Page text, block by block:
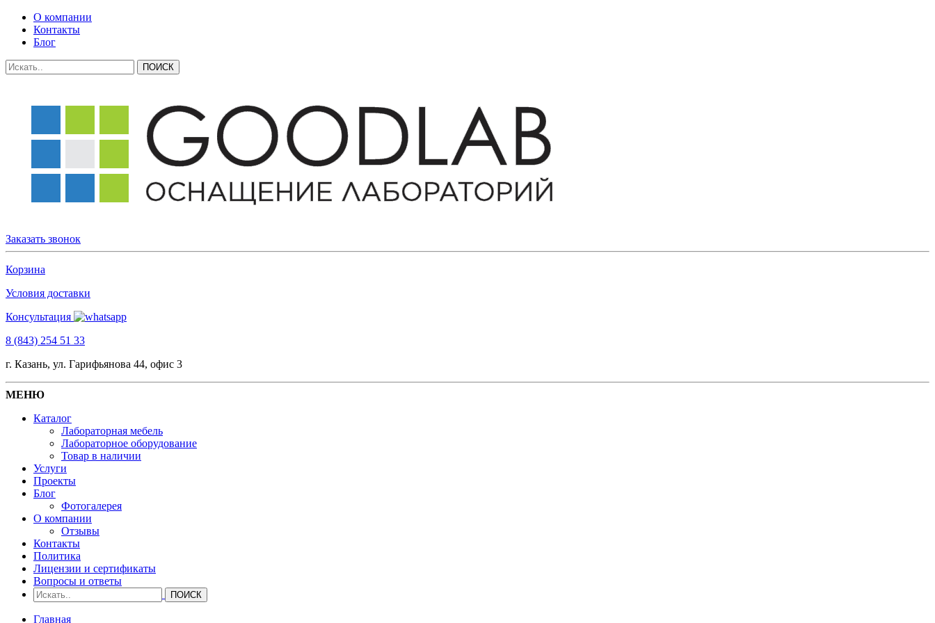
О компании
Контакты
Блог
Заказать звонок
Корзина
Условия доставки
Консультация
8 (843) 254 51 33
г. Казань, ул. Гарифьянова 44, офис 3
МЕНЮ
Каталог
Лабораторная мебель
Лабораторное оборудование
Товар в наличии
Услуги
Проекты
Блог
Фотогалерея
О компании
Отзывы
Контакты
Политика
Лицензии и сертификаты
Вопросы и ответы
Главная